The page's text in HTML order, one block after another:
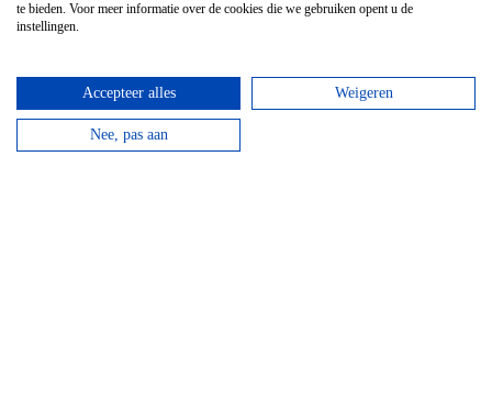
GPS Chouffe wandeling
Vanaf€16,95
te bieden. Voor meer informatie over de cookies die we gebruiken opent u de
instellingen.
Accepteer alles Weigeren
Nee, pas aan